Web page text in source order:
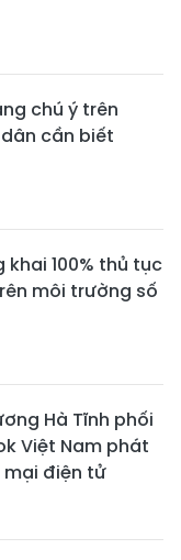
chú ý trên
cần biết
khai 100% thủ tục
môi trường số
Hà Tĩnh phối
Việt Nam phát
điện tử